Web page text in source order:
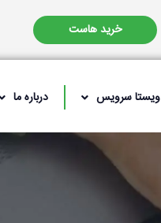
خرید هاست
ویستا سرویس درباره ما